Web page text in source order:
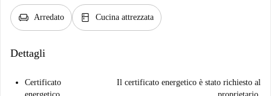
chair Arredato kitchen Cucina attrezzata
Dettagli
Certificato
Il certificato energetico è stato richiesto al